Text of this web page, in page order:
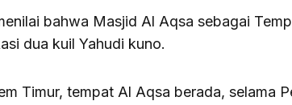
bahwa Masjid Al Aqsa sebagai
dua kuil Yahudi kuno.
Timur, tempat Al Aqsa berada, selama